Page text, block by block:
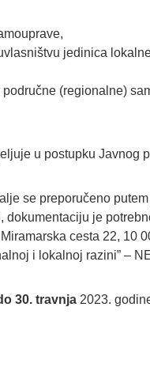
jedinica
(regionalne)
u postupku Javnog
se preporučeno
dokumentaciju je
cesta 22, 10
i lokalnoj razini” –
30. travnja 2023.